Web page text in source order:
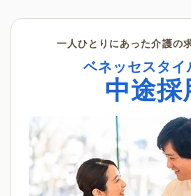
一人ひとりにあった介護の
ベネッセスタイ
中途採